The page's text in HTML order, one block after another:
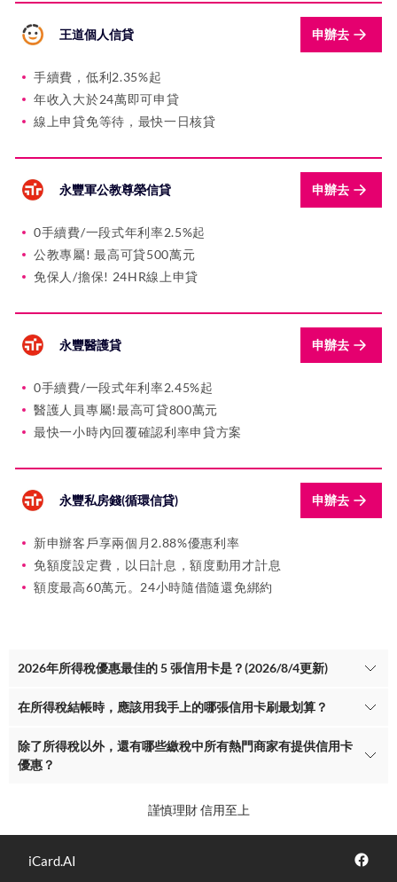
王道個人信貸 申辦去
手續費，低利2.35%起
年收入大於24萬即可申貸
線上申貸免等待，最快一日核貸
永豐軍公教尊榮信貸 申辦去
0手續費/一段式年利率2.5%起
公教專屬! 最高可貸500萬元
免保人/擔保! 24HR線上申貸
永豐醫護貸 申辦去
0手續費/一段式年利率2.45%起
醫護人員專屬!最高可貸800萬元
最快一小時內回覆確認利率申貸方案
永豐私房錢(循環信貸) 申辦去
新申辦客戶享兩個月2.88%優惠利率
免額度設定費，以日計息，額度動用才計息
額度最高60萬元。24小時隨借隨還免綁約
2026年所得稅優惠最佳的 5 張信用卡是？(2026/8/4更新)
在所得稅結帳時，應該用我手上的哪張信用卡刷最划算？
除了所得稅以外，還有哪些繳稅中所有熱門商家有提供信用卡
優惠？
謹慎理財 信用至上
iCard.AI